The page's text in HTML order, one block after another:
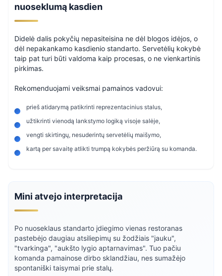
nuoseklumą kasdien
Didelė dalis pokyčių nepasiteisina ne dėl blogos idėjos, o
dėl nepakankamo kasdienio standarto. Servetėlių kokybė
taip pat turi būti valdoma kaip procesas, o ne vienkartinis
pirkimas.
Rekomenduojami veiksmai pamainos vadovui:
prieš atidarymą patikrinti reprezentacinius stalus,
užtikrinti vienodą lankstymo logiką visoje salėje,
vengti skirtingų, nesuderintų servetėlių maišymo,
kartą per savaitę atlikti trumpą kokybės peržiūrą su komanda.
Mini atvejo interpretacija
Po nuoseklaus standarto įdiegimo vienas restoranas
pastebėjo daugiau atsiliepimų su žodžiais "jauku",
"tvarkinga", "aukšto lygio aptarnavimas". Tuo pačiu
komanda pamainose dirbo sklandžiau, nes sumažėjo
spontaniški taisymai prie stalų.